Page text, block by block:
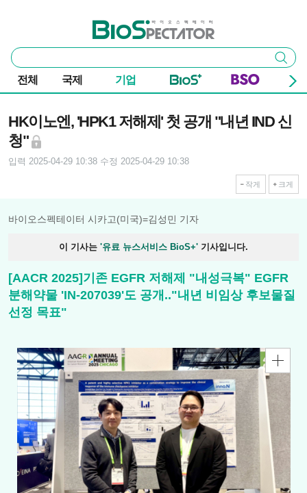
바이오스펙테이터
통
합
검
색
검색
전체 국제 기업
HK이노엔, 'HPK1 저해제' 첫 공개 "내년 IND 신
청"
입력 2025-04-29 10:38 수정 2025-04-29 10:38
작게 크게
바이오스펙테이터 시카고(미국)=김성민 기자
이 기사는 '유료 뉴스서비스 BioS+' 기사입니다.
[AACR 2025]기존 EGFR 저해제 "내성극복" EGFR
분해약물 'IN-207039'도 공개.."내년 비임상 후보물질
선정 목표"